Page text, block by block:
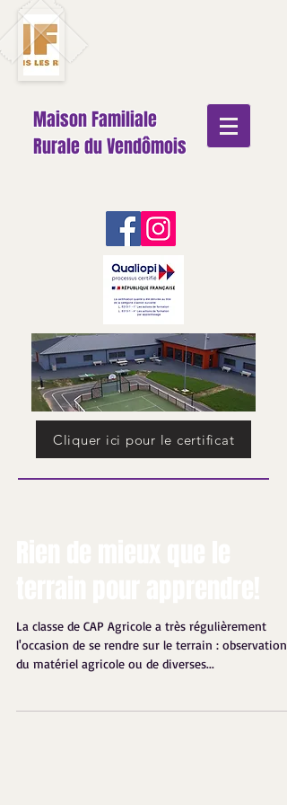
Maison Familiale
Rurale du Vendômois
Cliquer ici pour le certificat
La classe de CAP Agricole a très régulièrement
l'occasion de se rendre sur le terrain : observation
du matériel agricole ou de diverses...